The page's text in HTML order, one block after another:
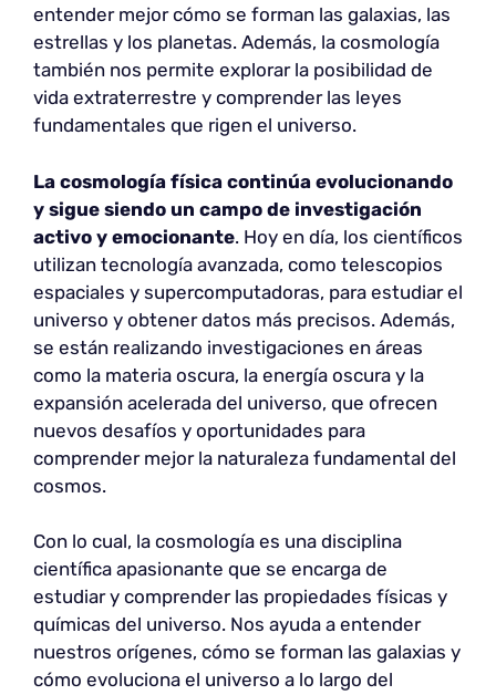
entender mejor cómo se forman las galaxias, las
estrellas y los planetas. Además, la cosmología
también nos permite explorar la posibilidad de
vida extraterrestre y comprender las leyes
fundamentales que rigen el universo.
La cosmología física continúa evolucionando
y sigue siendo un campo de investigación
activo y emocionante. Hoy en día, los científicos
utilizan tecnología avanzada, como telescopios
espaciales y supercomputadoras, para estudiar el
universo y obtener datos más precisos. Además,
se están realizando investigaciones en áreas
como la materia oscura, la energía oscura y la
expansión acelerada del universo, que ofrecen
nuevos desafíos y oportunidades para
comprender mejor la naturaleza fundamental del
cosmos.
Con lo cual, la cosmología es una disciplina
científica apasionante que se encarga de
estudiar y comprender las propiedades físicas y
químicas del universo. Nos ayuda a entender
nuestros orígenes, cómo se forman las galaxias y
cómo evoluciona el universo a lo largo del